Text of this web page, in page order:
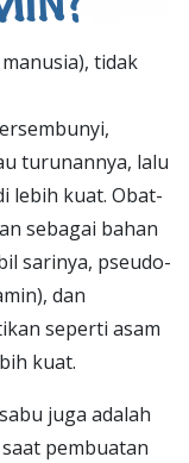
tidak
turunannya, lalu
lebih kuat. Obat-
sebagai bahan
sarinya, pseudo-
dan
seperti asam
kuat.
juga adalah
pembuatan